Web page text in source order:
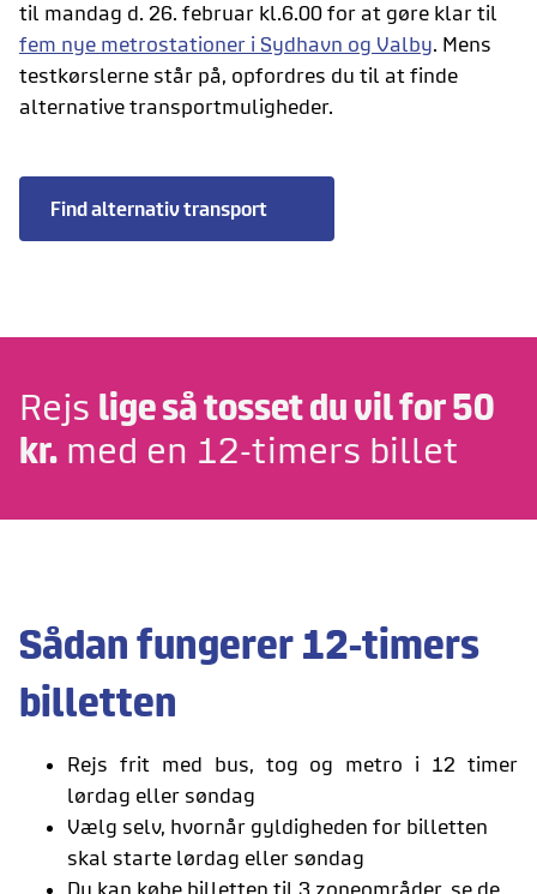
til mandag d. 26. februar kl.6.00 for at gøre klar til
fem nye metrostationer i Sydhavn og Valby. Mens
testkørslerne står på, opfordres du til at finde
alternative transportmuligheder.
Find alternativ transport
Rejs lige så tosset du vil for 50
kr. med en 12-timers billet
Sådan fungerer 12-timers
billetten
Rejs frit med bus, tog og metro i 12 timer
lørdag eller søndag
Vælg selv, hvornår gyldigheden for billetten
skal starte lørdag eller søndag
Du kan købe billetten til 3 zoneområder, se de